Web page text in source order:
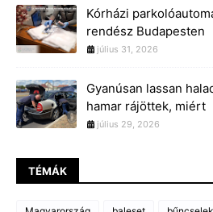
Kórházi
rendész Budapesten
július 31, 2026
Gyanúsan lassan
hamar rájöttek, miért
július 29, 2026
TÉMÁK